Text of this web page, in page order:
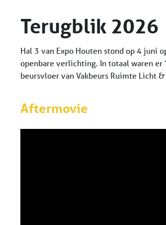
Terugblik 2026
Hal 3 van Expo Houten stond op 4 juni
openbare verlichting. In totaal waren er
beursvloer van Vakbeurs Ruimte Licht
Aftermovie